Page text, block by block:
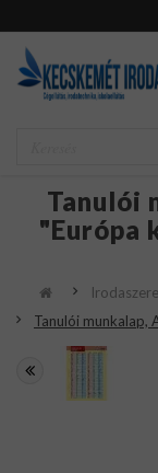
Tanulói
"Európa
Tanulói munkalap,